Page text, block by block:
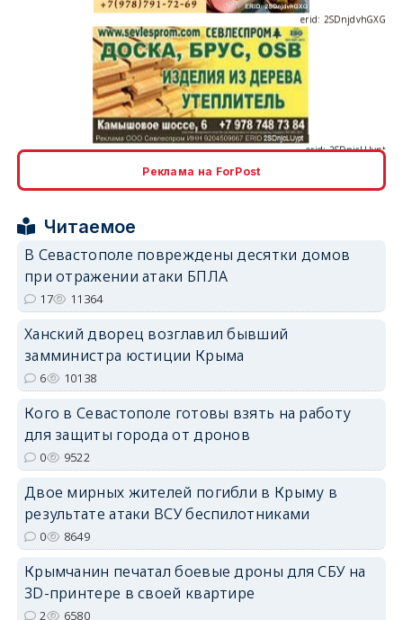
erid: 2SDnjdvhGXG
Реклама на ForPost
Читаемое
В Севастополе повреждены десятки домов
при отражении атаки БПЛА
17 11364
Ханский дворец возглавил бывший
замминистра юстиции Крыма
6 10138
Кого в Севастополе готовы взять на работу
для защиты города от дронов
0 9522
Двое мирных жителей погибли в Крыму в
результате атаки ВСУ беспилотниками
0 8649
Крымчанин печатал боевые дроны для СБУ на
3D-принтере в своей квартире
2 6580